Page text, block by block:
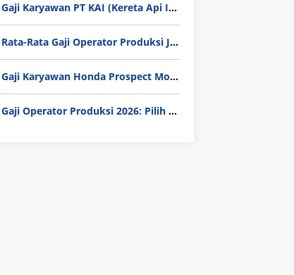
Gaji Karyawan PT KAI (Kereta Api Indonesia) Update 2025
Rata-Rata Gaji Operator Produksi Jabodetabek 2025: Bedah Tuntas UMK, Lemburan, dan Realita Hidup Buruh
Gaji Karyawan Honda Prospect Motor Semua Divisi
Gaji Operator Produksi 2026: Pilih PT Astra Honda Motor (AHM) atau Manufaktur di Jepang?